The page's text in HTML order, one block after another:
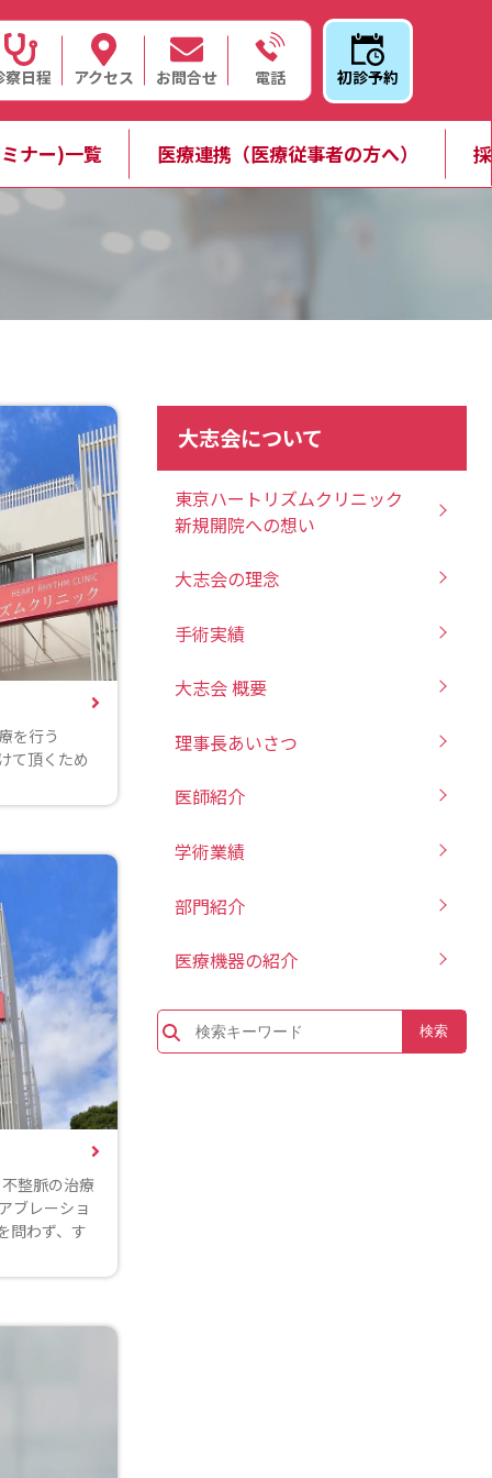
初診予約
察日程 アクセス お問合せ 電話
ナー)一覧 医療連携（医療従事者の方へ）
療を行う
て頂くため
整脈の治療
ブレーショ
問わず、す
大志会について
東京ハートリズムクリニック
新規開院への想い
大志会の理念
手術実績
大志会 概要
理事長あいさつ
医師紹介
学術業績
部門紹介
医療機器の紹介